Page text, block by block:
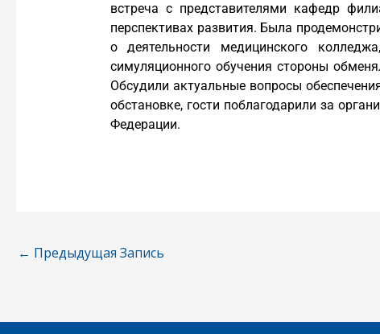
встреча с представителями кафедр
перспективах развития. Была
о деятельности медицинского
симуляционного обучения стороны
Обсудили актуальные вопросы
обстановке, гости поблагодарили за
Федерации.
← Предыдущая Запись